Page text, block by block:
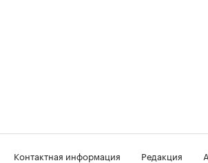
Контактная информация Редакция